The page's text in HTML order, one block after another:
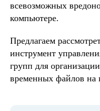
всевозможных
компьютере.
Предлагаем
инструмент
групп для
временных файлов на